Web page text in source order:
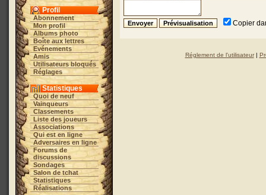
Profil
Abonnement
Mon profil
Albums photo
Boîte aux lettres
Evénements
Amis
Utilisateurs bloqués
Réglages
Statistiques
Quoi de neuf
Vainqueurs
Classements
Liste des joueurs
Associations
Qui est en ligne
Adversaires en ligne
Forums de
discussions
Sondages
Salon de tchat
Statistiques
Réalisations
Copier
Réglement de l'utilisateur|